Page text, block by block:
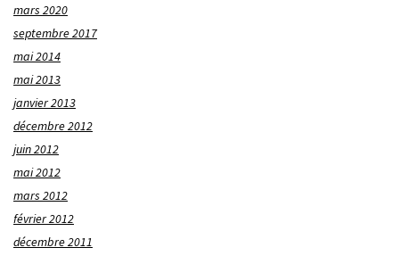
mars 2020
septembre 2017
mai 2014
mai 2013
janvier 2013
décembre 2012
juin 2012
mai 2012
mars 2012
février 2012
décembre 2011